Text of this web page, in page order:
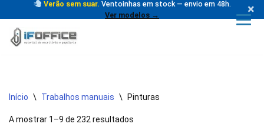
Verão sem suar. Ventoinhas em stock — envio em 48h.
Ver modelos →
×
conteúdo
Início \ Trabalhos manuais \ Pinturas
A mostrar 1–9 de 232 resultados